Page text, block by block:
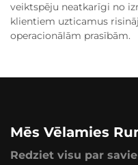
veiktspēju neatkarīgi no
klientiem uzticamus
operacionālām prasībām.
Mēs Vēlamies
Redziet visu par